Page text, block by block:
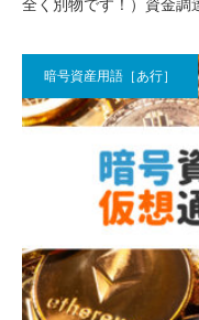
全く別物です！）資金
暗号資産用語［あ行］